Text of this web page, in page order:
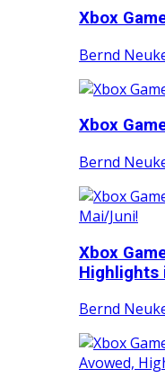
Xbox
Bernd
Xbox
Bernd
Xbox
Highlights
Bernd